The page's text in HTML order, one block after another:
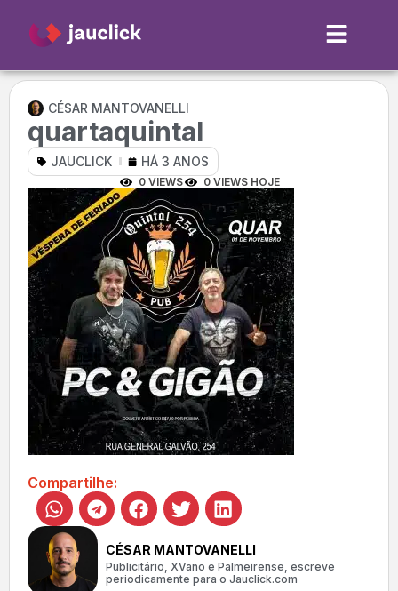
CÉSAR MANTOVANELLI
quartaquintal
JAUCLICK HÁ 3 ANOS
0 VIEWS 0 VIEWS HOJE
Compartilhe:
CÉSAR MANTOVANELLI
Publicitário, XVano e Palmeirense, escreve
periodicamente para o Jauclick.com